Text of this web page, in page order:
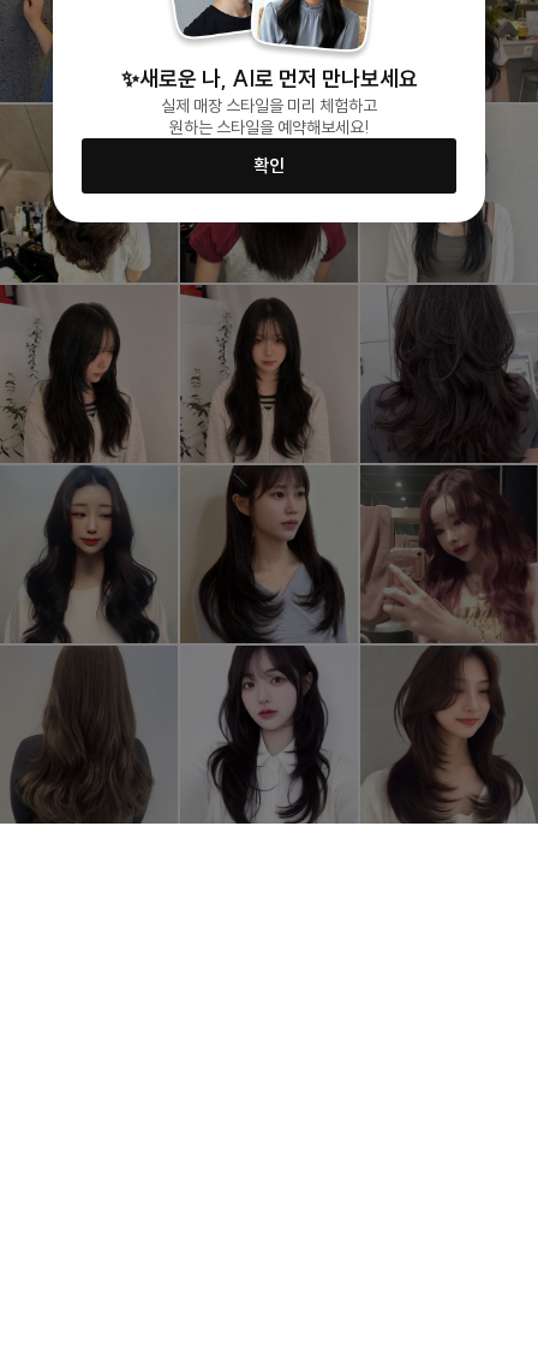
✨새로운 나, AI로 먼저 만나보세요
실제 매장 스타일을 미리 체험하고
원하는 스타일을 예약해보세요!
확인